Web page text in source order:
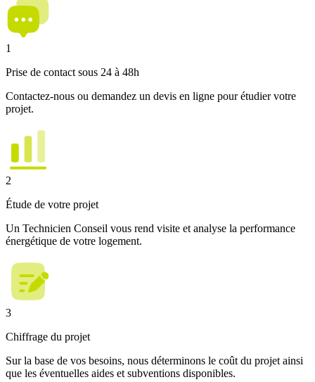
1
Prise de contact sous 24 à 48h
Contactez-nous ou demandez un devis en ligne pour étudier votre
projet.
2
Étude de votre projet
Un Technicien Conseil vous rend visite et analyse la performance
énergétique de votre logement.
3
Chiffrage du projet
Sur la base de vos besoins, nous déterminons le coût du projet ainsi
que les éventuelles aides et subventions disponibles.